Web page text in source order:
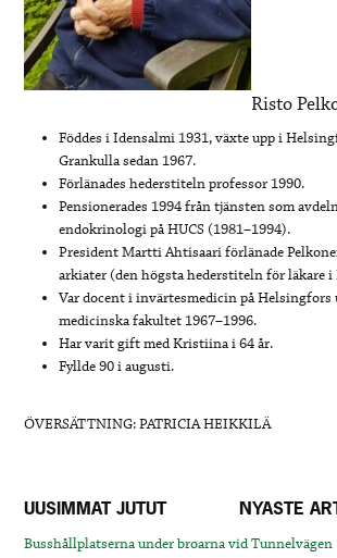
Risto
Föddes i Idensalmi 1931, växte upp i
Grankulla sedan 1967.
Förlänades hederstiteln professor 1990.
Pensionerades 1994 från tjänsten som
endokrinologi på HUCS (1981–1994).
President Martti Ahtisaari förlänade
arkiater (den högsta hederstiteln för läkare
Var docent i invärtesmedicin på
medicinska fakultet 1967–1996.
Har varit gift med Kristiina i 64 år.
Fyllde 90 i augusti.
ÖVERSÄTTNING: PATRICIA HEIKKILÄ
UUSIMMAT JUTUT NYASTE
Busshållplatserna under broarna vid Tunnelvägen